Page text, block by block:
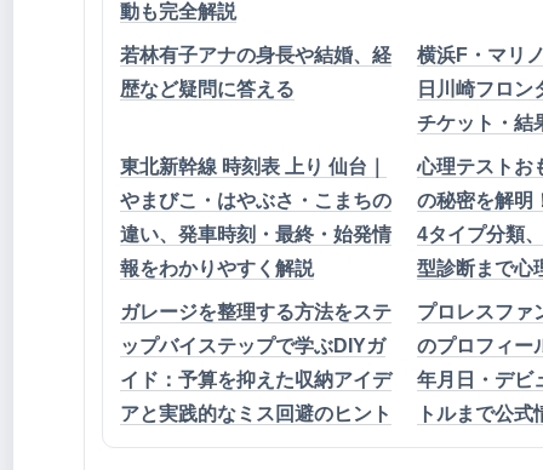
動も完全解説
若林有子アナの身長や結婚、経
歴など疑問に答える
横浜F・マリ
日川崎フロン
チケット・結
東北新幹線 時刻表 上り 仙台｜
やまびこ・はやぶさ・こまちの
違い、発車時刻・最終・始発情
報をわかりやすく解説
心理テストお
の秘密を解明
4タイプ分類
型診断まで心
ガレージを整理する方法をステ
ップバイステップで学ぶDIYガ
イド：予算を抑えた収納アイデ
アと実践的なミス回避のヒント
プロレスファ
のプロフィー
年月日・デビ
トルまで公式